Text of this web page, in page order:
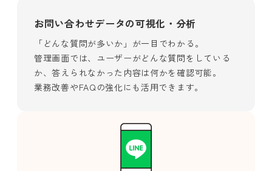
お問い合わせデータの可視化・分析
「どんな質問が多いか」が一目でわかる。
管理画面では、ユーザーがどんな質問をしている
か、答えられなかった内容は何かを確認可能。
業務改善やFAQの強化にも活用できます。